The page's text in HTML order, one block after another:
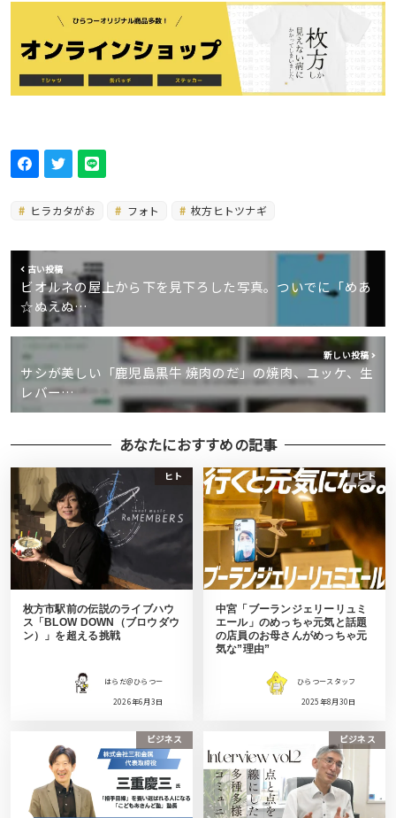
ヒラカタがお フォト 枚方ヒトツナギ
古い投稿
ビオルネの屋上から下を見下ろした写真。ついでに「めあ
☆ぬえぬ…
新しい投稿
サシが美しい「鹿児島黒牛 焼肉のだ」の焼肉、ユッケ、生
レバー…
あなたにおすすめの記事
ヒト
枚方市駅前の伝説のライブハウ
ス「BLOW DOWN（ブロウダウ
ン）」を超える挑戦
はらだ＠ひらつー
2026年6月3日
ヒト
中宮「ブーランジェリーリュミ
エール」のめっちゃ元気と話題
の店員のお母さんがめっちゃ元
気な”理由”
ひらつースタッフ
2025年8月30日
ビジネス ビジネス